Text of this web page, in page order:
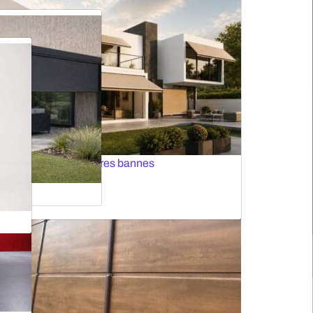
Volets roulants
MOTIONBLINDS
Stores verticaux
Solutions intelligentes
Moustiquaires pour portes
Portes rapides
Toutes les stores bannes
construction des portes industrielles est adaptée à un
utilisés pour leur production.